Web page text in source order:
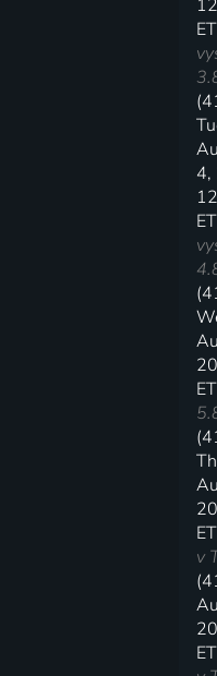
ET
4,
ET
ET
v